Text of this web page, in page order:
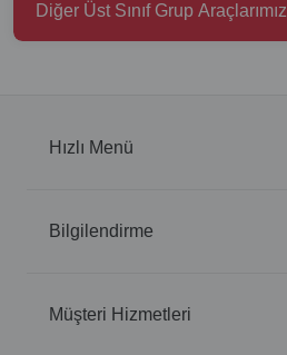
Diğer Üst Sınıf Grup Araçlarımız
Hızlı Menü
Bilgilendirme
Müşteri Hizmetleri